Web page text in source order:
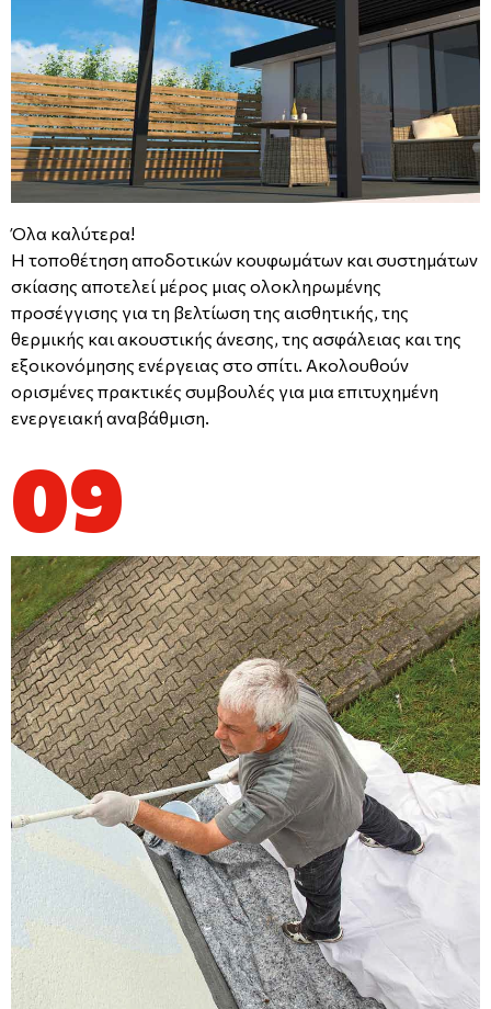
Όλα καλύτερα!
Η τοποθέτηση αποδοτικών κουφωμάτων και συστημάτων
σκίασης αποτελεί μέρος μιας ολοκληρωμένης
προσέγγισης για τη βελτίωση της αισθητικής, της
θερμικής και ακουστικής άνεσης, της ασφάλειας και της
εξοικονόμησης ενέργειας στο σπίτι. Ακολουθούν
ορισμένες πρακτικές συμβουλές για μια επιτυχημένη
ενεργειακή αναβάθμιση.
09